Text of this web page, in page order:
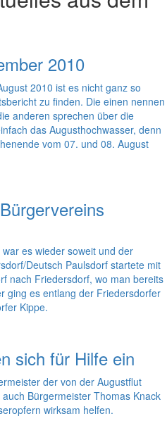
2010
2010 ist es nicht ganz so
zu finden. Die einen nennen
anderen sprechen über die
das Augusthochwasser, denn
vom 07. und 08. August
es wieder soweit und der
Deutsch Paulsdorf startete mit
nach Friedersdorf, wo man bereits
ging es entlang der Friedersdorfer
Kippe.
sich für Hilfe ein
der von der Augustflut
Bürgermeister Thomas Knack
wirksam helfen.